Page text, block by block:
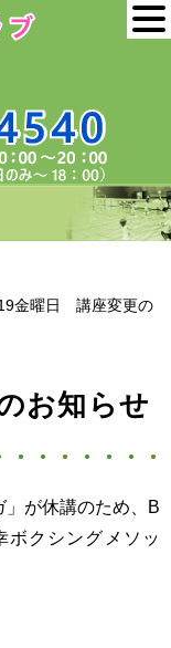
金曜日 講座変更の
お知らせ
」が休講のため、B
ボクシングメソッ